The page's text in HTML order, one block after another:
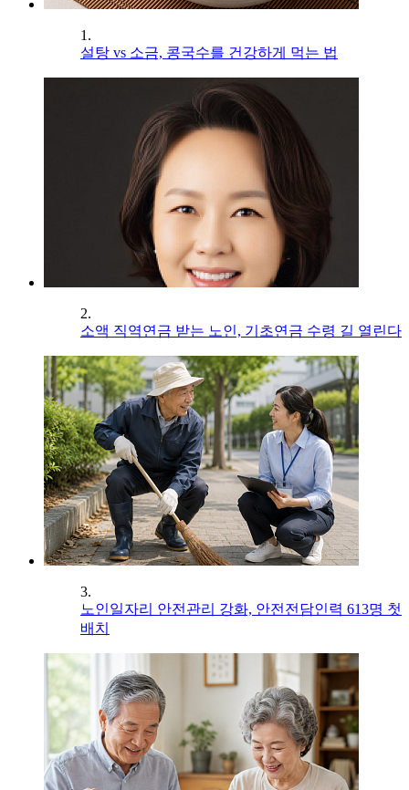
1.
설탕 vs 소금, 콩국수를 건강하게 먹는 법
2.
소액 직역연금 받는 노인, 기초연금 수령 길 열린다
3.
노인일자리 안전관리 강화, 안전전담인력 613명 첫
배치